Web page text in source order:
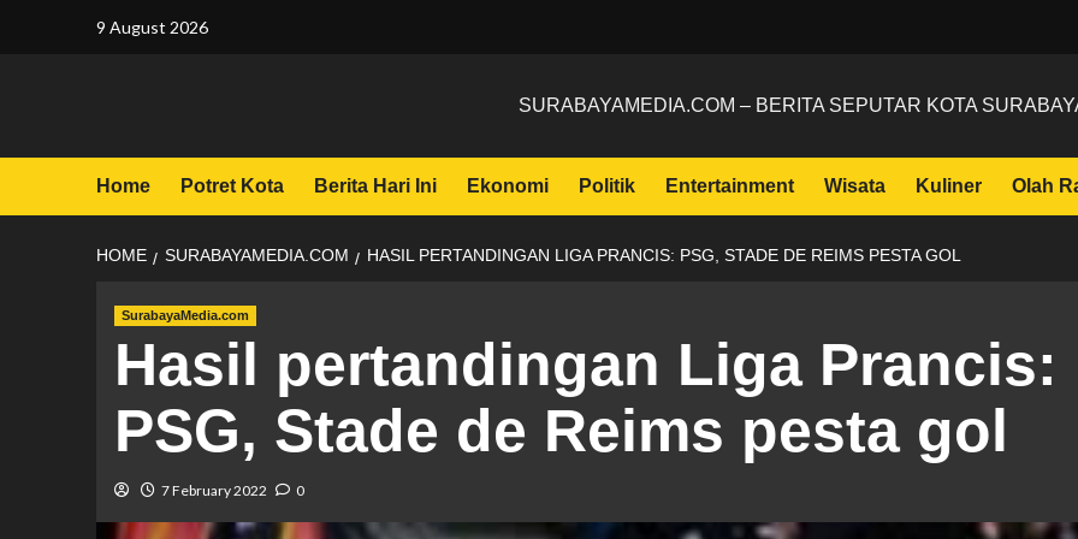
9 August 2026
SURABAYAMEDIA.COM – BERITA SEPUTAR KOTA
Home Potret Kota Berita Hari Ini Ekonomi Politik Entertainment Wisata Kuliner Olah
HOME SURABAYAMEDIA.COM HASIL PERTANDINGAN LIGA PRANCIS: PSG, STADE DE REIMS PESTA GOL
SurabayaMedia.com
Hasil pertandingan Liga Prancis:
PSG, Stade de Reims pesta gol
7 February 2022 0